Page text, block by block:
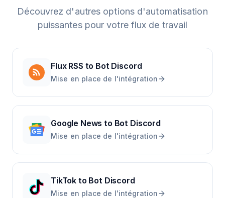
Découvrez d'autres options d'automatisation
puissantes pour votre flux de travail
Flux RSS to Bot Discord
Mise en place de l'intégration
Google News to Bot Discord
Mise en place de l'intégration
TikTok to Bot Discord
Mise en place de l'intégration